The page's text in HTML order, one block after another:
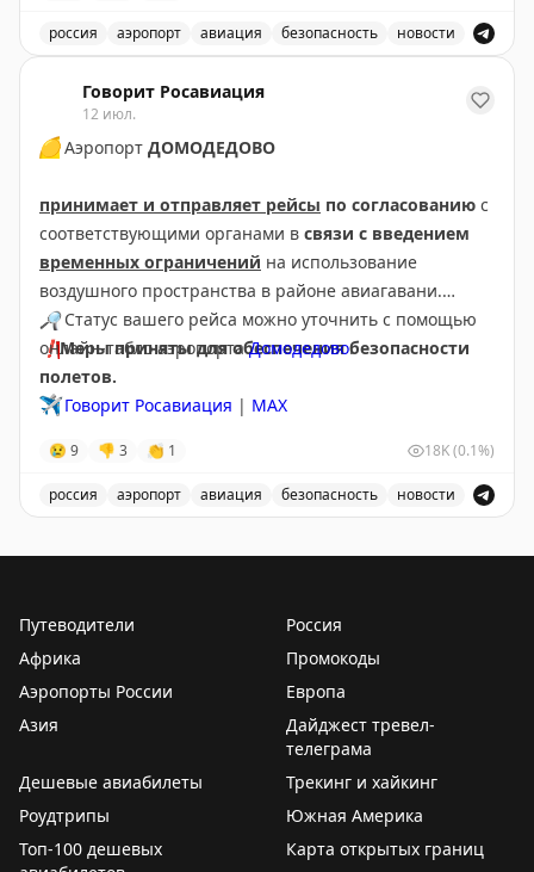
россия аэропорт авиация безопасность новости
Говорит Росавиация
12 июл.
🟡Аэропорт ДОМОДЕДОВО
принимает и отправляет рейсы по согласованию с
соответствующими органами в связи с введением
временных ограничений на использование
воздушного пространства в районе авиагавани.
❗️Меры приняты для обеспечения безопасности
полетов.
🔎Статус вашего рейса можно уточнить с помощью
онлайн-табло аэропортаДомодедово.
✈️ Говорит Росавиация | МАХ
😢 9 👎 3 👏 1 18K(0.1%)
россия аэропорт авиация безопасность новости
Путеводители
Россия
Африка
Промокоды
Аэропорты России
Европа
Азия
Дайджест тревел-
телеграма
Дешевые авиабилеты
Трекинг и хайкинг
Роудтрипы
Южная Америка
Топ-100 дешевых
Карта открытых границ